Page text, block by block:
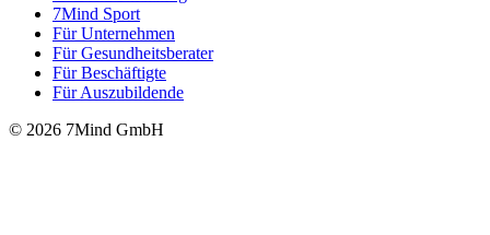
7Mind Sport
Für Unter­neh­men
Für Gesund­heits­be­ra­ter
Für Beschäftigte
Für Auszubildende
© 2026 7Mind GmbH